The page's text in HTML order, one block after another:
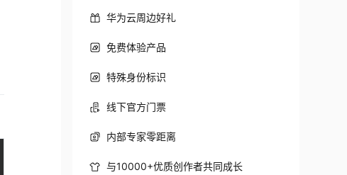
华为云周边好礼
免费体验产品
特殊身份标识
线下官方门票
内部专家零距离
与10000+优质创作者共同成长